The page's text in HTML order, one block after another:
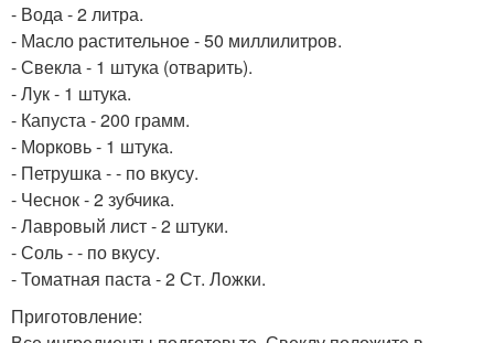
- Вода - 2 литра.
- Масло растительное - 50 миллилитров.
- Свекла - 1 штука (отварить).
- Лук - 1 штука.
- Капуста - 200 грамм.
- Морковь - 1 штука.
- Петрушка - - по вкусу.
- Чеснок - 2 зубчика.
- Лавровый лист - 2 штуки.
- Соль - - по вкусу.
- Томатная паста - 2 Ст. Ложки.
Приготовление: